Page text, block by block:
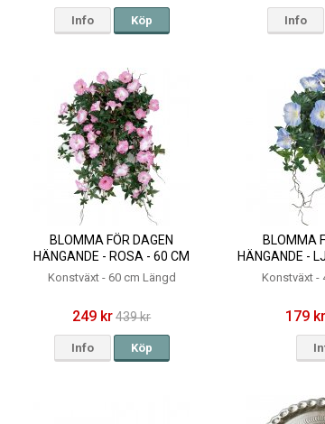
Info Köp Info
BLOMMA FÖR DAGEN
HÄNGANDE - ROSA - 60 CM
Konstväxt - 60 cm Längd
249 kr 439 kr
Info Köp
BLOMMA
HÄNGANDE -
Konstväxt -
179 kr